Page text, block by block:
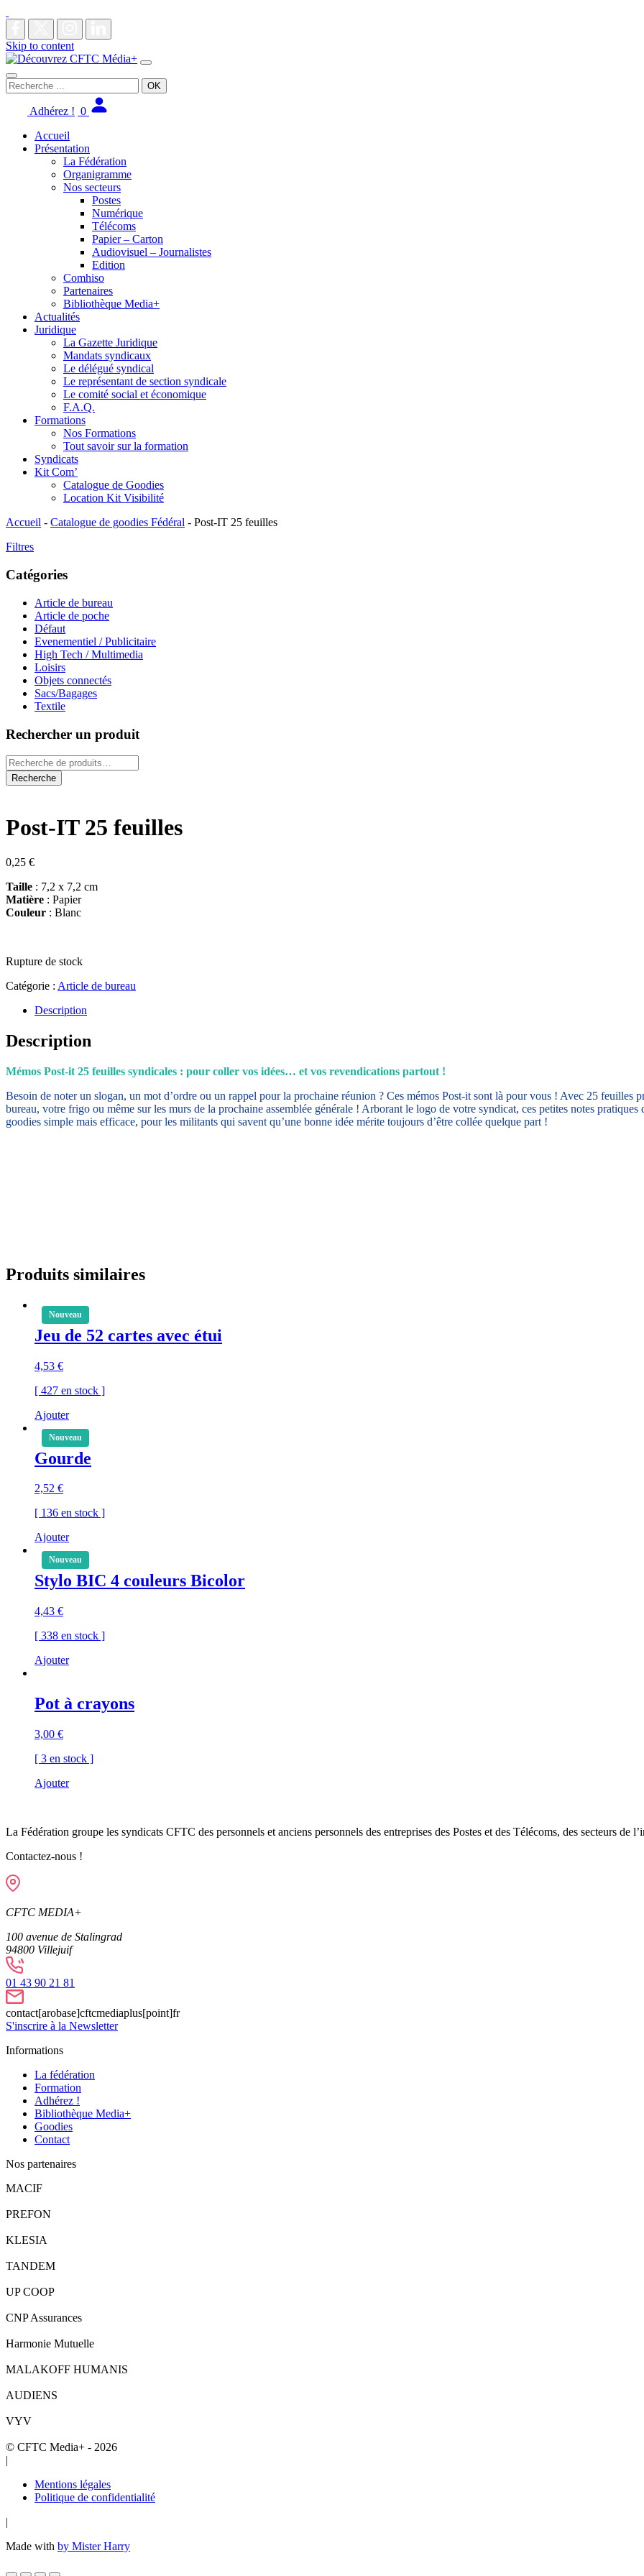
Skip to content
Main
Navigation
Recherche
pour
Adhérez ! 0
Accueil
Présentation
La Fédération
Organigramme
Nos secteurs
Postes
Numérique
Télécoms
Papier – Carton
Audiovisuel – Journalistes
Edition
Comhiso
Partenaires
Bibliothèque Media+
Actualités
Juridique
La Gazette Juridique
Mandats syndicaux
Le délégué syndical
Le représentant de section syndicale
Le comité social et économique
F.A.Q.
Formations
Nos Formations
Tout savoir sur la formation
Syndicats
Kit Com’
Catalogue de Goodies
Location Kit Visibilité
Accueil - Catalogue de goodies Fédéral - Post-IT 25 feuilles
Filtres
Catégories
Article de bureau
Article de poche
Défaut
Evenementiel / Publicitaire
High Tech / Multimedia
Loisirs
Objets connectés
Sacs/Bagages
Textile
Rechercher un produit
pour :
Recherche
Post-IT 25 feuilles
0,25 €
Taille : 7,2 x 7,2 cm
Matière : Papier
Couleur : Blanc
Rupture de stock
Catégorie : Article de bureau
Description
Description
Mémos Post-it 25 feuilles syndicales : pour coller vos idées… et vos revendications partout !
Besoin de noter un slogan, un mot d’ordre ou un rappel pour la prochaine réunion ? Ces mémos Post-it sont là pour vous ! Avec 25 feuilles
bureau, votre frigo ou même sur les murs de la prochaine assemblée générale ! Arborant le logo de votre syndicat, ces petites notes
goodies simple mais efficace, pour les militants qui savent qu’une bonne idée mérite toujours d’être collée quelque part !
Produits similaires
Nouveau
Jeu de 52 cartes avec étui
4,53 €
[ 427 en stock ]
Ajouter
Nouveau
Gourde
2,52 €
[ 136 en stock ]
Ajouter
Nouveau
Stylo BIC 4 couleurs Bicolor
4,43 €
[ 338 en stock ]
Ajouter
Pot à crayons
3,00 €
[ 3 en stock ]
Ajouter
La Fédération groupe les syndicats CFTC des personnels et anciens personnels des entreprises des Postes et des Télécoms, des secteurs de
Contactez-nous !
CFTC MEDIA+
100 avenue de Stalingrad
94800 Villejuif
01 43 90 21 81
contact[arobase]cftcmediaplus[point]fr
S'inscrire à la Newsletter
Informations
La fédération
Formation
Adhérez !
Bibliothèque Media+
Goodies
Contact
Nos partenaires
MACIF
PREFON
KLESIA
TANDEM
UP COOP
CNP Assurances
Harmonie Mutuelle
MALAKOFF HUMANIS
AUDIENS
VYV
© CFTC Media+ - 2026
|
Mentions légales
Politique de confidentialité
|
Made with by Mister Harry